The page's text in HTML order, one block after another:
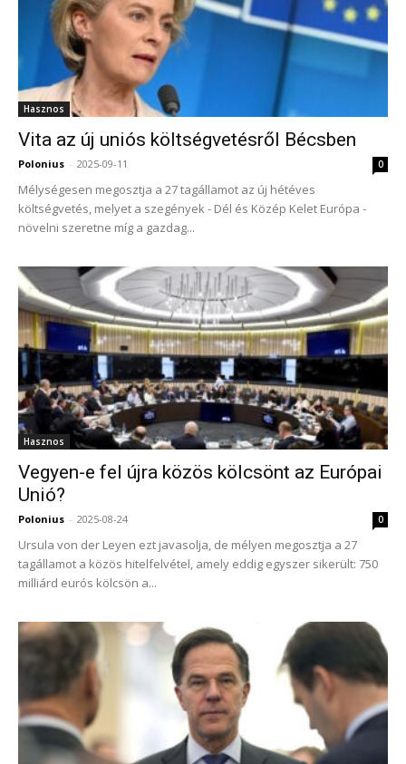
Hasznos
Vita az új uniós költségvetésről Bécsben
Polonius - 2025-09-11 0
Mélységesen megosztja a 27 tagállamot az új hétéves
költségvetés, melyet a szegények - Dél és Közép Kelet Európa -
növelni szeretne míg a gazdag...
Hasznos
Vegyen-e fel újra közös kölcsönt az Európai
Unió?
Polonius - 2025-08-24 0
Ursula von der Leyen ezt javasolja, de mélyen megosztja a 27
tagállamot a közös hitelfelvétel, amely eddig egyszer sikerült: 750
milliárd eurós kölcsön a...